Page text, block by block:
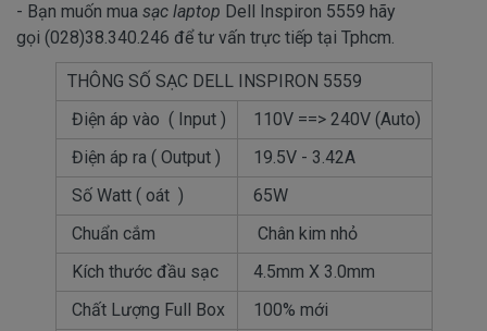
- Bạn muốn mua sạc laptop Dell Inspiron 5559 hãy
gọi (028)38.340.246 để tư vấn trực tiếp tại Tphcm.
THÔNG SỐ SẠC DELL INSPIRON 5559
Điện áp vào ( Input )
110V ==> 240V (Auto)
Điện áp ra ( Output )
19.5V - 3.42A
Số Watt ( oát )
65W
Chuẩn cắm
Chân kim nhỏ
Kích thước đầu sạc
4.5mm X 3.0mm
Chất Lượng Full Box
100% mới